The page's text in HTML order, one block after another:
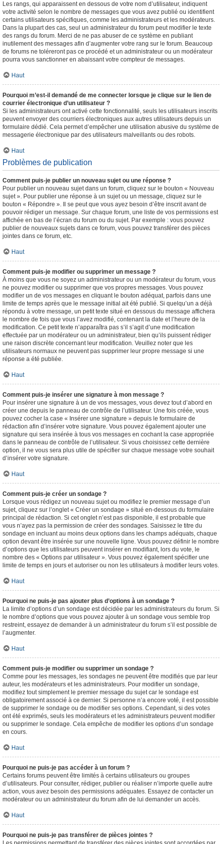
Les rangs, qui apparaissent en dessous de votre nom d’utilisateur, indiquent
votre activité selon le nombre de messages que vous avez publié ou identifient
certains utilisateurs spécifiques, comme les administrateurs et les modérateurs.
Dans la plupart des cas, seul un administrateur du forum peut modifier le texte
des rangs du forum. Merci de ne pas abuser de ce système en publiant
inutilement des messages afin d’augmenter votre rang sur le forum. Beaucoup
de forums ne toléreront pas ce procédé et un administrateur ou un modérateur
pourra vous sanctionner en abaissant votre compteur de messages.
Haut
Pourquoi m’est-il demandé de me connecter lorsque je clique sur le lien de
courrier électronique d’un utilisateur ?
Si les administrateurs ont activé cette fonctionnalité, seuls les utilisateurs inscrits
peuvent envoyer des courriers électroniques aux autres utilisateurs depuis un
formulaire dédié. Cela permet d’empêcher une utilisation abusive du système de
messagerie électronique par des utilisateurs malveillants ou des robots.
Haut
Problèmes de publication
Comment puis-je publier un nouveau sujet ou une réponse ?
Pour publier un nouveau sujet dans un forum, cliquez sur le bouton « Nouveau
sujet ». Pour publier une réponse à un sujet ou un message, cliquez sur le
bouton « Répondre ». Il se peut que vous ayez besoin d’être inscrit avant de
pouvoir rédiger un message. Sur chaque forum, une liste de vos permissions est
affichée en bas de l’écran du forum ou du sujet. Par exemple : vous pouvez
publier de nouveaux sujets dans ce forum, vous pouvez transférer des pièces
jointes dans ce forum, etc.
Haut
Comment puis-je modifier ou supprimer un message ?
À moins que vous ne soyez un administrateur ou un modérateur du forum, vous
ne pouvez modifier ou supprimer que vos propres messages. Vous pouvez
modifier un de vos messages en cliquant le bouton adéquat, parfois dans une
limite de temps après que le message initial ait été publié. Si quelqu’un a déjà
répondu à votre message, un petit texte situé en dessous du message affichera
le nombre de fois que vous l’avez modifié, contenant la date et l’heure de la
modification. Ce petit texte n’apparaîtra pas s’il s’agit d’une modification
effectuée par un modérateur ou un administrateur, bien qu’ils puissent rédiger
une raison discrète concernant leur modification. Veuillez noter que les
utilisateurs normaux ne peuvent pas supprimer leur propre message si une
réponse a été publiée.
Haut
Comment puis-je insérer une signature à mon message ?
Pour insérer une signature à un de vos messages, vous devez tout d’abord en
créer une depuis le panneau de contrôle de l’utilisateur. Une fois créée, vous
pouvez cocher la case « Insérer une signature » depuis le formulaire de
rédaction afin d’insérer votre signature. Vous pouvez également ajouter une
signature qui sera insérée à tous vos messages en cochant la case appropriée
dans le panneau de contrôle de l’utilisateur. Si vous choisissez cette dernière
option, il ne vous sera plus utile de spécifier sur chaque message votre souhait
d’insérer votre signature.
Haut
Comment puis-je créer un sondage ?
Lorsque vous rédigez un nouveau sujet ou modifiez le premier message d’un
sujet, cliquez sur l’onglet « Créer un sondage » situé en-dessous du formulaire
principal de rédaction. Si cet onglet n’est pas disponible, il est probable que
vous n’ayez pas la permission de créer des sondages. Saisissez le titre du
sondage en incluant au moins deux options dans les champs adéquats, chaque
option devant être insérée sur une nouvelle ligne. Vous pouvez définir le nombre
d’options que les utilisateurs peuvent insérer en modifiant, lors du vote, le
nombre des « Options par utilisateur ». Vous pouvez également spécifier une
limite de temps en jours et autoriser ou non les utilisateurs à modifier leurs votes.
Haut
Pourquoi ne puis-je pas ajouter plus d’options à un sondage ?
La limite d’options d’un sondage est décidée par les administrateurs du forum. Si
le nombre d’options que vous pouvez ajouter à un sondage vous semble trop
restreint, essayez de demander à un administrateur du forum s’il est possible de
l’augmenter.
Haut
Comment puis-je modifier ou supprimer un sondage ?
Comme pour les messages, les sondages ne peuvent être modifiés que par leur
auteur, les modérateurs et les administrateurs. Pour modifier un sondage,
modifiez tout simplement le premier message du sujet car le sondage est
obligatoirement associé à ce dernier. Si personne n’a encore voté, il est possible
de supprimer le sondage ou de modifier ses options. Cependant, si des votes
ont été exprimés, seuls les modérateurs et les administrateurs peuvent modifier
ou supprimer le sondage. Cela empêche de modifier les options d’un sondage
en cours.
Haut
Pourquoi ne puis-je pas accéder à un forum ?
Certains forums peuvent être limités à certains utilisateurs ou groupes
d’utilisateurs. Pour consulter, rédiger, publier ou réaliser n’importe quelle autre
action, vous avez besoin des permissions adéquates. Essayez de contacter un
modérateur ou un administrateur du forum afin de lui demander un accès.
Haut
Pourquoi ne puis-je pas transférer de pièces jointes ?